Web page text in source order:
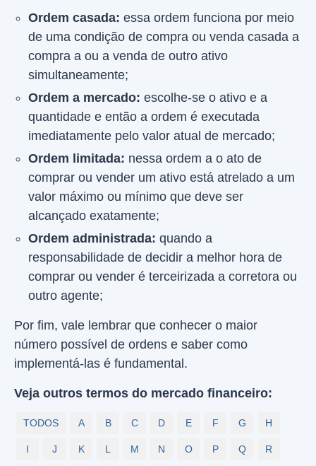
Ordem casada: essa ordem funciona por meio
de uma condição de compra ou venda casada a
compra a ou a venda de outro ativo
simultaneamente;
Ordem a mercado: escolhe-se o ativo e a
quantidade e então a ordem é executada
imediatamente pelo valor atual de mercado;
Ordem limitada: nessa ordem a o ato de
comprar ou vender um ativo está atrelado a um
valor máximo ou mínimo que deve ser
alcançado exatamente;
Ordem administrada: quando a
responsabilidade de decidir a melhor hora de
comprar ou vender é terceirizada a corretora ou
outro agente;
Por fim, vale lembrar que conhecer o maior
número possível de ordens e saber como
implementá-las é fundamental.
Veja outros termos do mercado financeiro:
TODOS A B C D E F G H
I J K L M N O P Q R